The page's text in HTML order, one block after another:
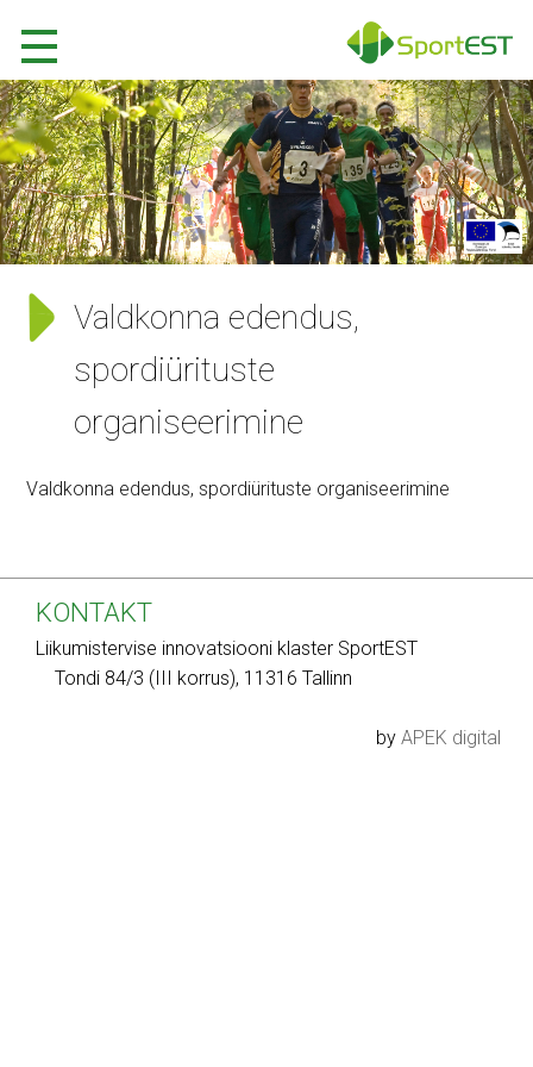
Valdkonna edendus,
spordiürituste
organiseerimine
Valdkonna edendus, spordiürituste organiseerimine
KONTAKT
Liikumistervise innovatsiooni klaster SportEST
Tondi 84/3 (III korrus), 11316 Tallinn
byAPEK digital